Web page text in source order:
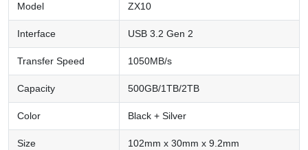
Model ZX10
Interface USB 3.2 Gen 2
Transfer Speed 1050MB/s
Capacity 500GB/1TB/2TB
Color Black + Silver
Size 102mm x 30mm x 9.2mm